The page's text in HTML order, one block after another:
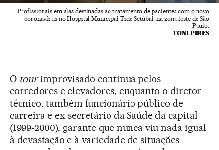
Profissionais em alas destinadas ao tratamento de pacientes com o novo
coronavírus no Hospital Municipal Tide Setúbal, na zona leste de São
Paulo.
TONI PIRES
O tourimprovisado continua pelos
corredores e elevadores, enquanto o diretor
técnico, também funcionário público de
carreira e ex-secretário da Saúde da capital
(1999-2000), garante que nunca viu nada igual
à devastação e à variedade de situações